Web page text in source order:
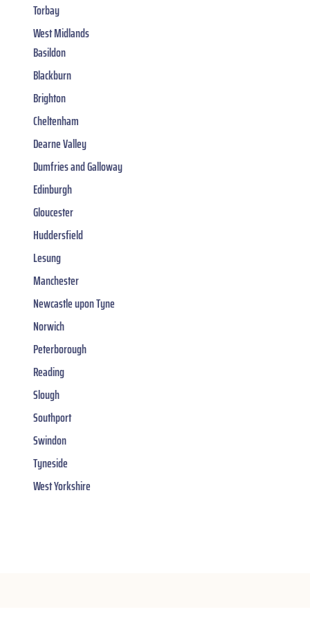
Torbay
West Midlands
Basildon
Blackburn
Brighton
Cheltenham
Dearne Valley
Dumfries and Galloway
Edinburgh
Gloucester
Huddersfield
Lesung
Manchester
Newcastle upon Tyne
Norwich
Peterborough
Reading
Slough
Southport
Swindon
Tyneside
West Yorkshire